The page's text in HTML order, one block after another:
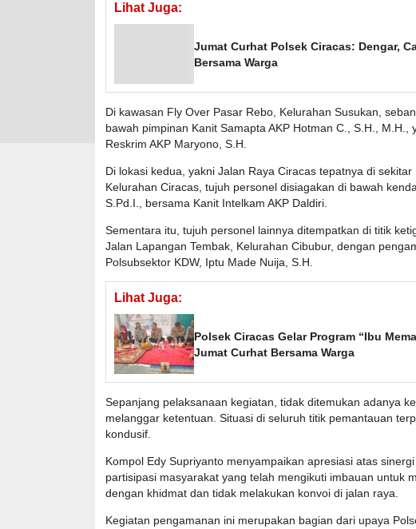
Lihat Juga:
Jumat Curhat Polsek Ciracas: Dengar,
Bersama Warga
Di kawasan Fly Over Pasar Rebo, Kelurahan Susukan,
bawah pimpinan Kanit Samapta AKP Hotman C., S.H., M.H.,
Reskrim AKP Maryono, S.H.
Di lokasi kedua, yakni Jalan Raya Ciracas tepatnya di sekitar
Kelurahan Ciracas, tujuh personel disiagakan di bawah
S.Pd.I., bersama Kanit Intelkam AKP Daldiri.
Sementara itu, tujuh personel lainnya ditempatkan di titik
Jalan Lapangan Tembak, Kelurahan Cibubur, dengan
Polsubsektor KDW, Iptu Made Nuija, S.H.
Lihat Juga:
Polsek Ciracas Gelar Program “Ibu
Jumat Curhat Bersama Warga
Sepanjang pelaksanaan kegiatan, tidak ditemukan adanya
melanggar ketentuan. Situasi di seluruh titik pemantauan
kondusif.
Kompol Edy Supriyanto menyampaikan apresiasi atas
partisipasi masyarakat yang telah mengikuti imbauan untuk
dengan khidmat dan tidak melakukan konvoi di jalan raya.
Kegiatan pengamanan ini merupakan bagian dari upaya